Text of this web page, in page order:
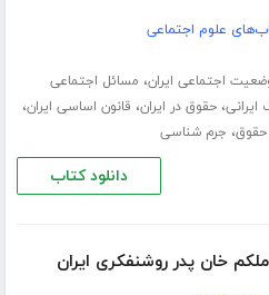
علوم اجتماعی
اجتماعی ایران، مسائل اجتماعی
ایرانی،حقوق در ایران، قانون اساسی ایران،
حقوق، جرم شناسی
دانلود کتاب
خان پدر روشنفکری ایران